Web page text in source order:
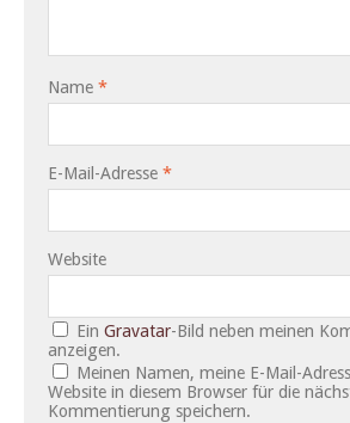
Name *
E-Mail-Adresse *
Website
EinGravatar-Bild neben meinen
anzeigen.
Meinen Namen, meine E-Mail-
Website in diesem Browser für die
Kommentierung speichern.